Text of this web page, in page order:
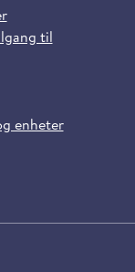
til
enheter